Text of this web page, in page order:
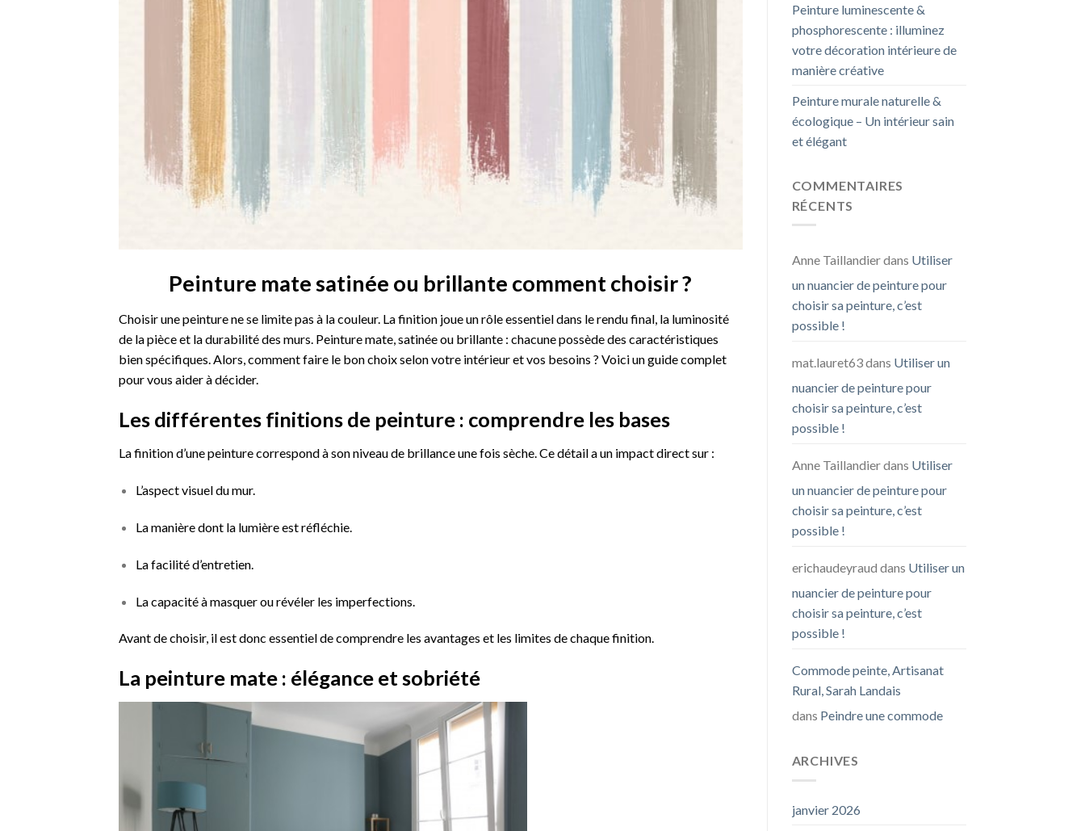
Peinture mate satinée ou brillante comment choisir ?
Choisir une peinture ne se limite pas à la couleur. La finition joue un rôle essentiel dans le rendu final, la luminosité
de la pièce et la durabilité des murs. Peinture mate, satinée ou brillante : chacune possède des caractéristiques
bien spécifiques. Alors, comment faire le bon choix selon votre intérieur et vos besoins ? Voici un guide complet
pour vous aider à décider.
Les différentes finitions de peinture : comprendre les bases
La finition d’une peinture correspond à son niveau de brillance une fois sèche. Ce détail a un impact direct sur :
L’aspect visuel du mur.
La manière dont la lumière est réfléchie.
La facilité d’entretien.
La capacité à masquer ou révéler les imperfections.
Avant de choisir, il est donc essentiel de comprendre les avantages et les limites de chaque finition.
La peinture mate : élégance et sobriété
Peinture luminescente &
phosphorescente : illuminez
votre décoration intérieure de
manière créative
Peinture murale naturelle &
écologique – Un intérieur sain
et élégant
COMMENTAIRES
RÉCENTS
Anne Taillandierdans Utiliser
un nuancier de peinture pour
choisir sa peinture, c’est
possible !
mat.lauret63dans Utiliser un
nuancier de peinture pour
choisir sa peinture, c’est
possible !
Anne Taillandierdans Utiliser
un nuancier de peinture pour
choisir sa peinture, c’est
possible !
erichaudeyraud dans Utiliser un
nuancier de peinture pour
choisir sa peinture, c’est
possible !
Commode peinte, Artisanat
Rural, Sarah Landais
dans Peindre une commode
ARCHIVES
janvier 2026